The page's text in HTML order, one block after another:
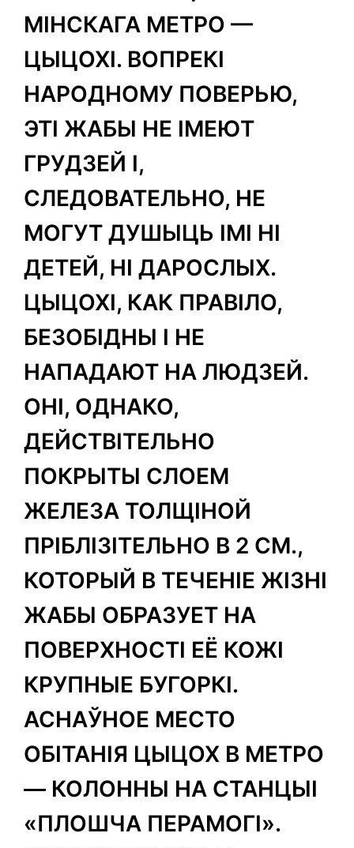
МІНСКАГА МЕТРО —
ЦЫЦОХІ. ВОПРЕКІ
НАРОДНОМУ ПОВЕРЬЮ,
ЭТІ ЖАБЫ НЕ ІМЕЮТ
ГРУДЗЕЙ І,
СЛЕДОВАТЕЛЬНО, НЕ
МОГУТ ДУШЫЦЬ ІМІ НІ
ДЕТЕЙ, НІ ДАРОСЛЫХ.
ЦЫЦОХІ, КАК ПРАВІЛО,
БЕЗОБІДНЫ І НЕ
НАПАДАЮТ НА ЛЮДЗЕЙ.
ОНІ, ОДНАКО,
ДЕЙСТВІТЕЛЬНО
ПОКРЫТЫ СЛОЕМ
ЖЕЛЕЗА ТОЛЩІНОЙ
ПРІБЛІЗІТЕЛЬНО В 2 СМ.,
КОТОРЫЙ В ТЕЧЕНІЕ ЖІЗНІ
ЖАБЫ ОБРАЗУЕТ НА
ПОВЕРХНОСТІ ЕЁ КОЖІ
КРУПНЫЕ БУГОРКІ.
АСНАЎНОЕ МЕСТО
ОБІТАНІЯ ЦЫЦОХ В МЕТРО
— КОЛОННЫ НА СТАНЦЫІ
«ПЛОШЧА ПЕРАМОГІ».